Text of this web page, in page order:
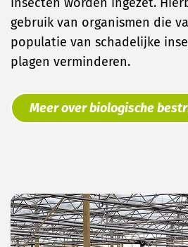
gebruik van organismen die
populatie van schadelijke
plagen verminderen.
Meer over biologische